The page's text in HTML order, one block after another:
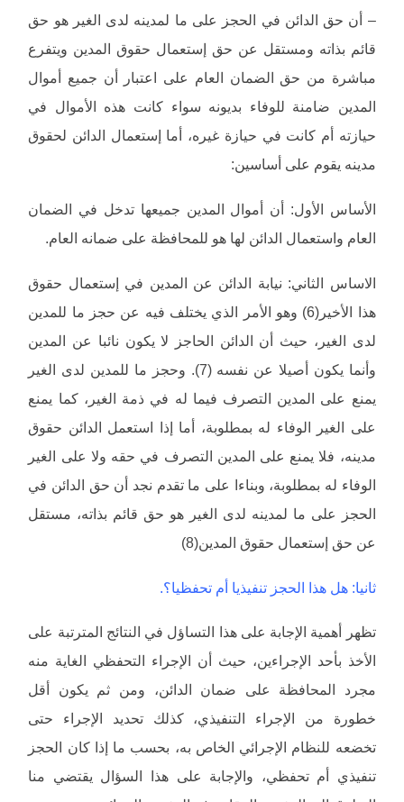
– أن حق الدائن في الحجز على ما لمدينه لدى الغير هو حق
قائم بذاته ومستقل عن حق إستعمال حقوق المدين ويتفرع
مباشرة من حق الضمان العام على اعتبار أن جميع أموال
المدين ضامنة للوفاء بديونه سواء كانت هذه الأموال في
حيازته أم كانت في حيازة غيره، أما إستعمال الدائن لحقوق
مدينه يقوم على أساسين:
الأساس الأول: أن أموال المدين جميعها تدخل في الضمان
العام واستعمال الدائن لها هو للمحافظة على ضمانه العام.
الاساس الثاني: نيابة الدائن عن المدين في إستعمال حقوق
هذا الأخير(6) وهو الأمر الذي يختلف فيه عن حجز ما للمدين
لدى الغير، حيث أن الدائن الحاجز لا يكون نائبا عن المدين
وأنما يكون أصيلا عن نفسه (7). وحجز ما للمدين لدى الغير
يمنع على المدين التصرف فيما له في ذمة الغير، كما يمنع
على الغير الوفاء له بمطلوبة، أما إذا استعمل الدائن حقوق
مدينه، فلا يمنع على المدين التصرف في حقه ولا على الغير
الوفاء له بمطلوبة، وبناءا على ما تقدم نجد أن حق الدائن في
الحجز على ما لمدينه لدى الغير هو حق قائم بذاته، مستقل
عن حق إستعمال حقوق المدين(8)
ثانيا: هل هذا الحجز تنفيذيا أم تحفظيا؟.
تظهر أهمية الإجابة على هذا التساؤل في النتائج المترتبة على
الأخذ بأحد الإجراءين، حيث أن الإجراء التحفظي الغاية منه
مجرد المحافظة على ضمان الدائن، ومن ثم يكون أقل
خطورة من الإجراء التنفيذي، كذلك تحديد الإجراء حتى
تخضعه للنظام الإجرائي الخاص به، بحسب ما إذا كان الحجز
تنفيذي أم تحفظي، والإجابة على هذا السؤال يقتضي منا